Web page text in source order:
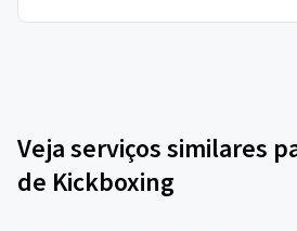
Veja serviços similares
de Kickboxing